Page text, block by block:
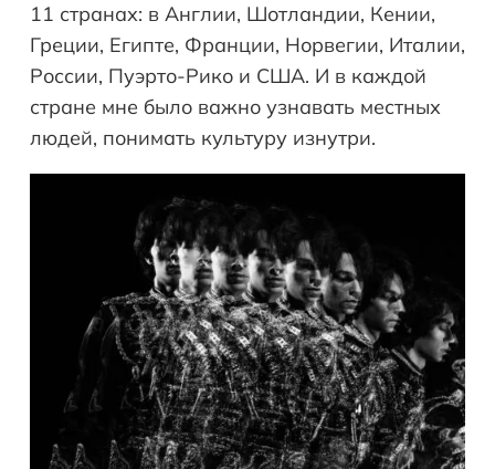
11 странах: в Англии, Шотландии, Кении,
Греции, Египте, Франции, Норвегии, Италии,
России, Пуэрто-Рико и США. И в каждой
стране мне было важно узнавать местных
людей, понимать культуру изнутри.